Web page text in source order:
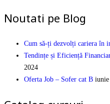
Noutati pe Blog
Cum să-ți dezvolți cariera în
Tendințe și Eficiență
2024
Oferta Job – Sofer cat B